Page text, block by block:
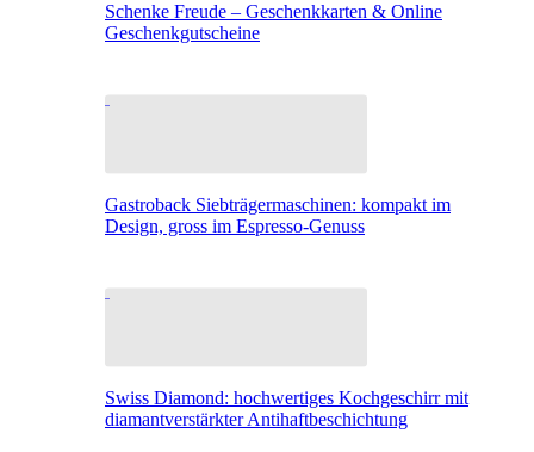
Schenke Freude – Geschenkkarten & Online
Geschenkgutscheine
Gastroback Siebträgermaschinen: kompakt im
Design, gross im Espresso-Genuss
Swiss Diamond: hochwertiges Kochgeschirr mit
diamantverstärkter Antihaftbeschichtung